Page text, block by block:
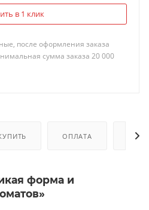
в 1 клик
после оформления заказа
сумма заказа 20 000
ОПЛАТА
форма и